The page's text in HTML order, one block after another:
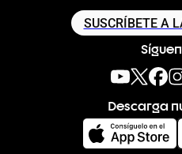
SUSCRÍBETE A
Descarga